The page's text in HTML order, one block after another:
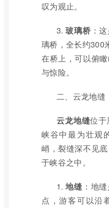
叹为观止。
3.玻璃桥 ：
璃桥，全长约300
在桥上，可以俯
与惊险。
二、云龙地缝
云龙地缝位
峡谷中最为壮观
峭，裂缝深不见
于峡谷之中。
1.地缝 ：地
点，游客可以沿